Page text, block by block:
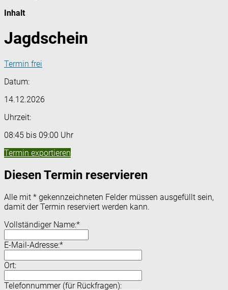
Inhalt
Jagdschein
Termin frei
Datum:
14.12.2026
Uhrzeit:
08:45 bis 09:00 Uhr
Termin exportieren
Diesen Termin reservieren
Alle mit * gekennzeichneten Felder müssen ausgefüllt sein,
damit der Termin reserviert werden kann.
Vollständiger Name:*
E-Mail-Adresse:*
Ort:
Telefonnummer (für Rückfragen):